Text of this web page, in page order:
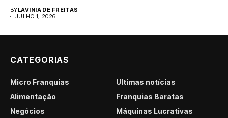
BYLAVINIA DE FREITAS
JULHO 1, 2026
CATEGORIAS
Micro Franquias
Últimas notícias
Alimentação
Franquias Baratas
Negócios
Máquinas Lucrativas